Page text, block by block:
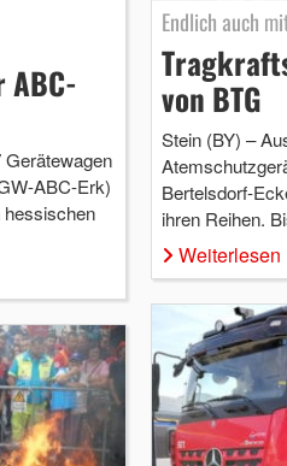
ABC-
ABC-Erk)
hessischen
Endlich auch
von BTG
Stein (BY) –
Bertelsdorf-
ihren Reihen.
Weiterlesen